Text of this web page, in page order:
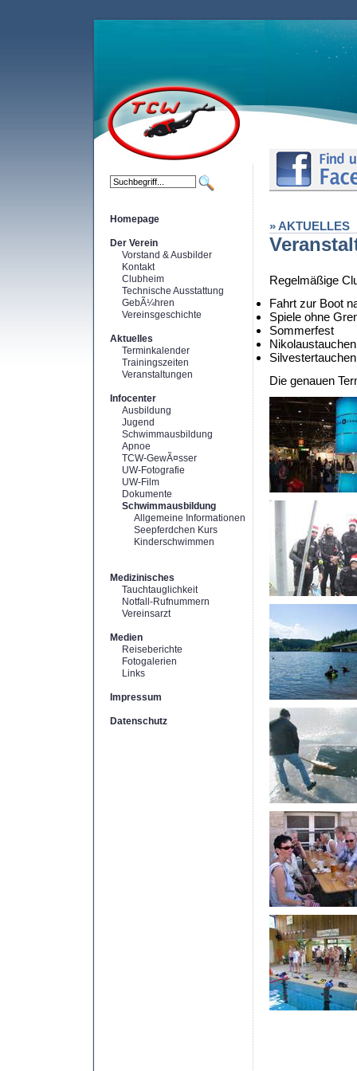
Homepage
Der Verein
Vorstand & Ausbilder
Kontakt
Clubheim
Technische Ausstattung
GebÃ¼hren
Vereinsgeschichte
Aktuelles
Terminkalender
Trainingszeiten
Veranstaltungen
Infocenter
Ausbildung
Jugend
Schwimmausbildung
Apnoe
TCW-GewÃ¤sser
UW-Fotografie
UW-Film
Dokumente
Schwimmausbildung
Allgemeine Informationen
Seepferdchen Kurs
Kinderschwimmen
Medizinisches
Tauchtauglichkeit
Notfall-Rufnummern
Vereinsarzt
Medien
Reiseberichte
Fotogalerien
Links
Impressum
Datenschutz
» AKTUELLES
Regelmäßige
Fahrt zur Boot
Spiele ohne
Sommerfest
Nikolaustauchen
Silvestertauchen
Die genauen